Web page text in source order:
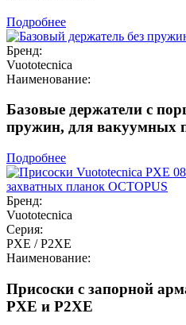
Подробнее
Бренд:
Vuototecnica
Наименование:
Базовые держатели с
пружин, для вакуумных
Подробнее
Бренд:
Vuototecnica
Серия:
PXE / P2XE
Наименование:
Присоски с запорной
PXE и P2XE